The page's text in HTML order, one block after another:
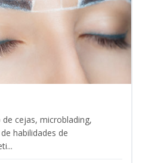
cejas, microblading,
habilidades de